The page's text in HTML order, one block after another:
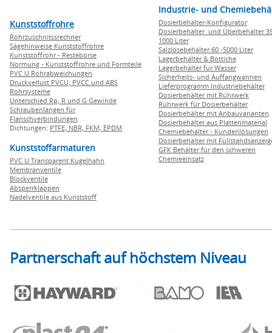
Kunststoffrohre
Rohrzuschnitssrechner
Sägehinweise Kunststoffrohre
Kunststoffrohr - Restebörse
Normung - Kunststoffrohre und Formteile
PVC U Rohrabweichungen
Druckverlust PVCU, PVCC und ABS
Rohrsysteme
Unterschied Rp, R und G Gewinde
Schraubenlängen für
Flanschverbindungen
Dichtungen: PTFE, NBR, FKM, EPDM
Kunststoffarmaturen
PVC U Transparent Kugelhahn
Membranventile
Blockventile
Absperrklappen
Nadelventile aus Kunststoff
Industrie- und
Dosierbehälter-Konfigurator
Dosierbehälter und Überbehälter
1000 Liter
Salzlösebehälter 60 -5000 Liter
Lagerbehälter & Bottiche
Lagerbehälter für Wasser
Sicherheits- und Auffangwannen
Lieferprogramm Industriebehälter
Dosierbehälter mit Rührwerk
Rührwerk für Dosierbehälter
Dosierbehälter mit Anbauvarianten
Dosierbehälter aus Plattenmaterial
Chemiebehälter - Kundenlösungen
Dosierbehälter mit
GFK Behälter für den schweren
Chemieeinsatz
Partnerschaft auf höchstem Niveau